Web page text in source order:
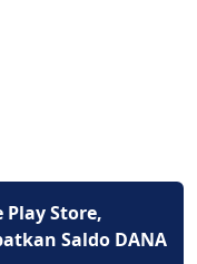
Play Store,
Saldo DANA